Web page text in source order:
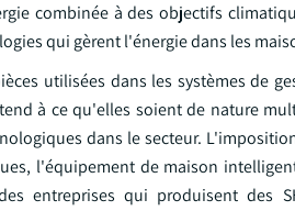
combinée à des objectifs
qui gèrent l'énergie dans les
utilisées dans les systèmes de
à ce qu'elles soient de nature
dans le secteur.
l'équipement de maison
entreprises qui produisent des